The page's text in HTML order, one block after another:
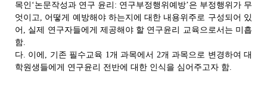
목인‘논문작성과 연구 윤리: 연구부정행위예방’은 부정행위가 무
엇이고, 어떻게 예방해야 하는지에 대한 내용위주로 구성되어 있
어, 실제 연구자들에게 제공해야 할 연구윤리 교육으로서는 미흡
함.
다. 이에, 기존 필수교육 1개 과목에서 2개 과목으로 변경하여 대
학원생들에게 연구윤리 전반에 대한 인식을 심어주고자 함.